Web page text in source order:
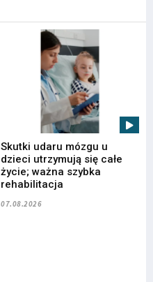
Skutki udaru mózgu u
dzieci utrzymują się całe
życie; ważna szybka
rehabilitacja
07.08.2026